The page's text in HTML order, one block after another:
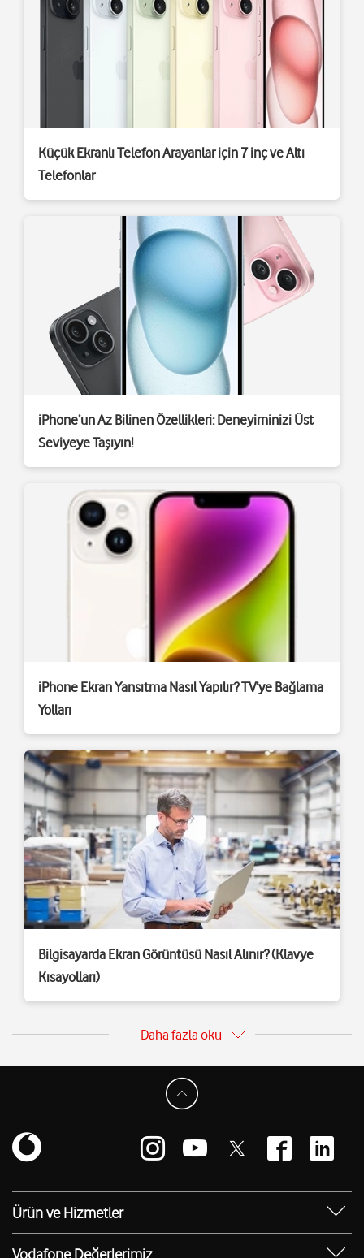
Küçük Ekranlı Telefon Arayanlar için 7 inç ve Altı
Telefonlar
iPhone’un Az Bilinen Özellikleri: Deneyiminizi Üst
Seviyeye Taşıyın!
iPhone Ekran Yansıtma Nasıl Yapılır? TV’ye Bağlama
Yolları
Bilgisayarda Ekran Görüntüsü Nasıl Alınır? (Klavye
Kısayolları)
Daha fazla oku
Ürün ve Hizmetler
Yanımda Uygulaması
Vodafone Değerlerimiz